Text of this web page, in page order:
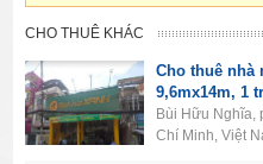
CHO THUÊ KHÁC
Cho thuê nhà
9,6mx14m, 1
Bùi Hữu Nghĩa,
Chí Minh, Việt